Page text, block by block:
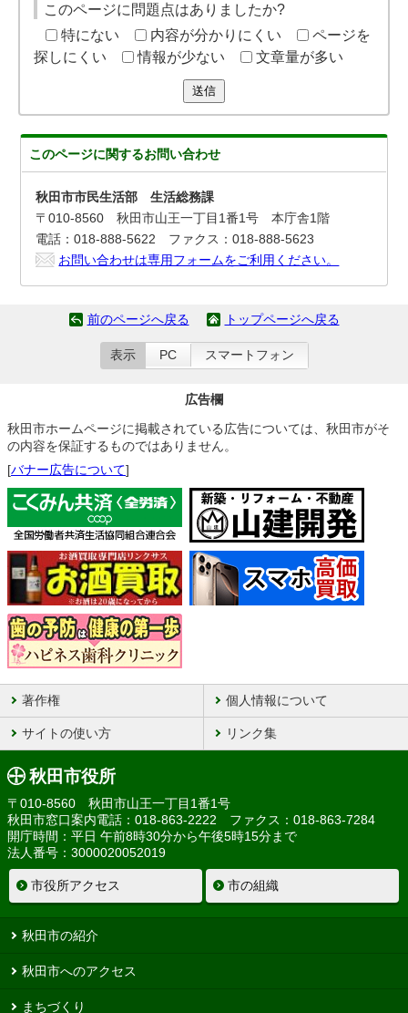
このページに問題点はありましたか?
特にない
内容が分かりにくい
ページを
探しにくい
情報が少ない 文章量が多い
送信
このページに関するお問い合わせ
秋田市市民生活部 生活総務課
〒010-8560 秋田市山王一丁目1番1号 本庁舎1階
電話：018-888-5622 ファクス：018-888-5623
お問い合わせは専用フォームをご利用ください。
前のページへ戻る トップページへ戻る
表示 PC スマートフォン
広告欄
秋田市ホームページに掲載されている広告については、秋田市がそ
の内容を保証するものではありません。
[バナー広告について]
著作権 個人情報について
サイトの使い方 リンク集
秋田市役所
〒010-8560 秋田市山王一丁目1番1号
秋田市窓口案内電話：018-863-2222 ファクス：018-863-7284
開庁時間：平日 午前8時30分から午後5時15分まで
法人番号：3000020052019
市役所アクセス 市の組織
秋田市の紹介
秋田市へのアクセス
まちづくり